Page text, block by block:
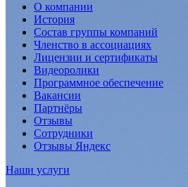
О компании
История
Состав группы компаний
Членство в ассоциациях
Лицензии и сертификаты
Видеоролики
Программное обеспечение
Вакансии
Партнёры
Отзывы
Сотрудники
Отзывы Яндекс
Наши услуги